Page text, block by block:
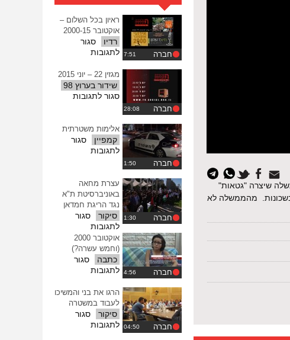
שיצרה "גטאות"
בשכונות. מהממשלה לא
חברה
ראיון בכל השלום –
אוקטובר 2000-15
רדיו
סגור
לתגובותעל
בכל
השלום
–
15
חברה
מגזין 22 – יוני 2015
שידור בערוץ 98
סגור לתגובותעל
–
יוני
חברה
אלימות משטרתית
קמפיין
סגור
לתגובותעל
חברה
עצרת מחאה
באוניברסיטת ת"א
נגד הריגת חמדאן
סיקור
סגור
לתגובותעל
עצרת
מחאה
באוניברסיטת
ת"א
הריגת
חמדאן
חברה
אוקטובר 2000
(וחמש עשרה?)
כתבה
סגור
לתגובותעל
2000
(וחמש
עשרה?)
חברה
הרגו את בני והמשיכו
לעבוד במשטרה
סיקור
סגור
לתגובותעל